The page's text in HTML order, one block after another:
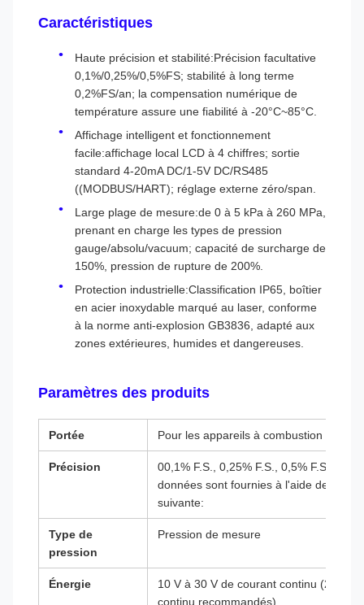
Caractéristiques
Haute précision et stabilité:Précision facultative
0,1%/0,25%/0,5%FS; stabilité à long terme
0,2%FS/an; la compensation numérique de
température assure une fiabilité à -20°C~85°C.
Affichage intelligent et fonctionnement
facile:affichage local LCD à 4 chiffres; sortie
standard 4-20mA DC/1-5V DC/RS485
((MODBUS/HART); réglage externe zéro/span.
Large plage de mesure:de 0 à 5 kPa à 260 MPa,
prenant en charge les types de pression
gauge/absolu/vacuum; capacité de surcharge de
150%, pression de rupture de 200%.
Protection industrielle:Classification IP65, boîtier
en acier inoxydable marqué au laser, conforme
à la norme anti-explosion GB3836, adapté aux
zones extérieures, humides et dangereuses.
Paramètres des produits
Portée Pour les appareils à combustion interne
Précision
00,1% F.S., 0,25% F.S., 0,5% F.S.
données sont fournies à l'aide de la
suivante:
Type de
pression
Pression de mesure
Énergie
10 V à 30 V de courant continu (24 V
continu recommandés)